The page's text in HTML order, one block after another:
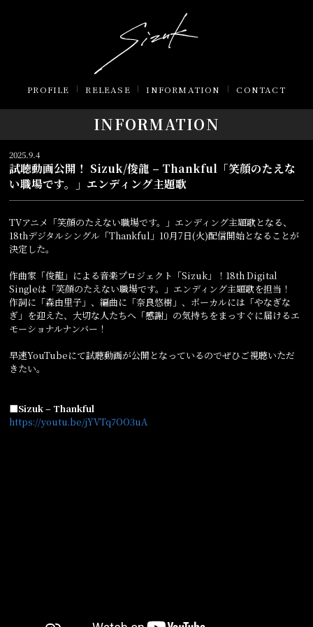
PROFILE RELEASE INFORMATION CONTACT
INFORMATION
2025.9.4
試聴動画公開！ Sizuk/俊龍 – Thankful「笑顔のたえな
い職場です。」エンディング主題歌
TVアニメ「笑顔のたえない職場です。」エンディング主題歌となる、
18thデジタルシングル「Thankful」10月7日(火)配信開始となることが
決定した。
作曲家「俊龍」による音楽プロジェクト「Sizuk」！18th Digital
Singleは「笑顔のたえない職場です。」エンディング主題歌を担当！
作詞に「森由里子」、編曲に「奈良悠樹」、ボーカルには「やなぎな
ぎ」を迎えた、大切な人たちへ「感謝」の気持ちをまっすぐに届けるエ
モーショナルナンバー！
早速YouTubeにて試聴動画が公開となっているのでぜひご視聴いただ
きたい。
■Sizuk – Thankful
https://youtu.be/jYVTq7OO3uA